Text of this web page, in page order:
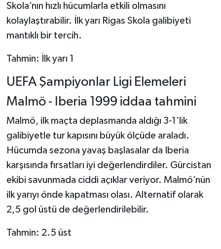
Skola’nın hızlı hücumlarla etkili olmasını
kolaylaştırabilir. İlk yarı Rigas Skola galibiyeti
mantıklı bir tercih.
Tahmin: İlk yarı 1
UEFA Şampiyonlar Ligi Elemeleri
Malmö - Iberia 1999 iddaa tahmini
Malmö, ilk maçta deplasmanda aldığı 3-1’lik
galibiyetle tur kapısını büyük ölçüde araladı.
Hücumda sezona yavaş başlasalar da Iberia
karşısında fırsatları iyi değerlendirdiler. Gürcistan
ekibi savunmada ciddi açıklar veriyor. Malmö’nün
ilk yarıyı önde kapatması olası. Alternatif olarak
2,5 gol üstü de değerlendirilebilir.
Tahmin: 2.5 üst
Hentbol
At Yarışı
Bisiklet
Boks
Güreş
Halter
Motor Sporları
Su Sporları
Diğer Spor Dalları
Futbolcular